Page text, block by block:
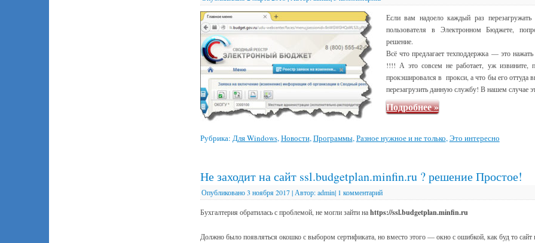
Если вам надоело каждый раз
пользователя в Электронном Бюджете,
решение.
Всё что предлагает техподдержка — это
!!!! А это совсем не работает, уж извините,
прокэшировался в прокси, а что бы его оттуда
перезагрузить данную службу! В нашем случае
Подробнее»
Рубрика: Для Windows,Новости,Программы,Разное нужное и не только,Это интересно
Не заходит на сайт ssl.budgetplan.minfin.ru ? решение Простое!
Опубликовано 3 ноября 2017| Автор: admin| 1 комментарий
Бухгалтерия обратилась с проблемой, не могли зайти наhttps://ssl.budgetplan.minfin.ru
Должно было появляться окошко с выбором сертификата, но вместо этого — окно с ошибкой, как буд то сайт